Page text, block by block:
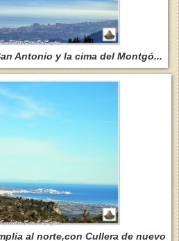
Antonio y la cima del Montgó...
al norte,con Cullera de nuevo